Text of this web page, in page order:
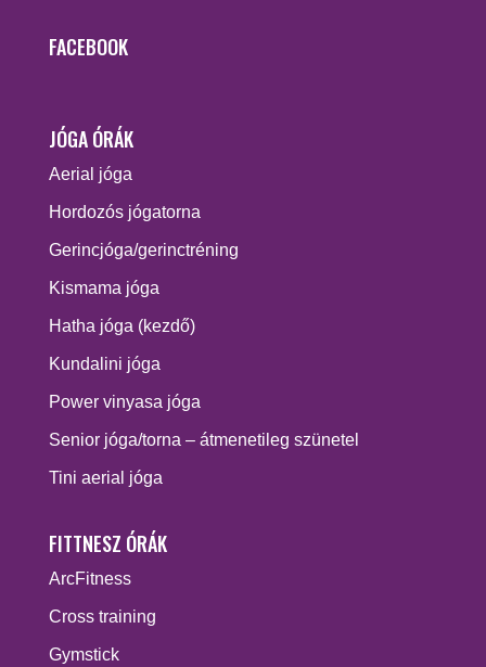
FACEBOOK
JÓGA ÓRÁK
Aerial jóga
Hordozós jógatorna
Gerincjóga/gerinctréning
Kismama jóga
Hatha jóga (kezdő)
Kundalini jóga
Power vinyasa jóga
Senior jóga/torna – átmenetileg szünetel
Tini aerial jóga
FITTNESZ ÓRÁK
ArcFitness
Cross training
Gymstick